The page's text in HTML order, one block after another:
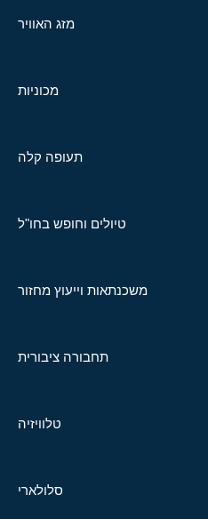
מזג האוויר
מכוניות
תעופה קלה
טיולים וחופש בחו"ל
משכנתאות וייעוץ מחזור
תחבורה ציבורית
טלוויזיה
סלולארי